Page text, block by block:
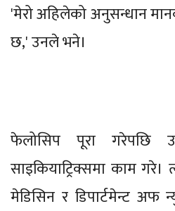
'मेरो अहिलेको अनुसन्धान
छ,' उनले भने।
फेलोसिप पूरा गरेपछि
साइकियाट्रिक्समा काम गरे।
मेडिसिन र डिपार्टमेन्ट अफ